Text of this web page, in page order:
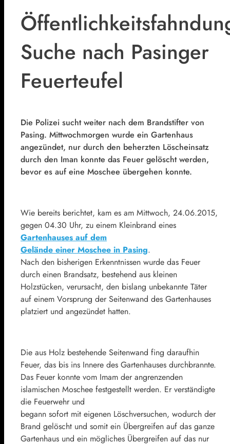
Suche nach Pasinger
Feuerteufel
Die Polizei sucht weiter nach dem Brandstifter von
Pasing. Mittwochmorgen wurde ein Gartenhaus
angezündet, nur durch den beherzten Löscheinsatz
durch den Iman konnte das Feuer gelöscht werden,
bevor es auf eine Moschee übergehen konnte.
Wie bereits berichtet, kam es am Mittwoch, 24.06.2015,
gegen 04.30 Uhr, zu einem Kleinbrand eines
Gartenhauses auf dem
Gelände einer Moschee in Pasing.
Nach den bisherigen Erkenntnissen wurde das Feuer
durch einen Brandsatz, bestehend aus kleinen
Holzstücken, verursacht, den bislang unbekannte Täter
auf einem Vorsprung der Seitenwand des Gartenhauses
platziert und angezündet hatten.
Die aus Holz bestehende Seitenwand fing daraufhin
Feuer, das bis ins Innere des Gartenhauses durchbrannte.
Das Feuer konnte vom Imam der angrenzenden
islamischen Moschee festgestellt werden. Er verständigte
die Feuerwehr und
begann sofort mit eigenen Löschversuchen, wodurch der
Brand gelöscht und somit ein Übergreifen auf das ganze
Gartenhaus und ein mögliches Übergreifen auf das nur